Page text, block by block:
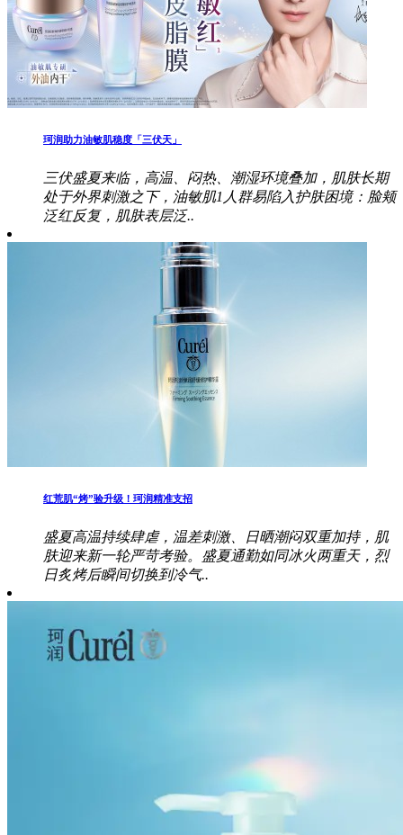
珂润助力油敏肌稳度「三伏天」
三伏盛夏来临，高温、闷热、潮湿环境叠加，肌肤长期
处于外界刺激之下，油敏肌1人群易陷入护肤困境：脸颊
泛红反复，肌肤表层泛..
红荒肌“烤”验升级！珂润精准支招
盛夏高温持续肆虐，温差刺激、日晒潮闷双重加持，肌
肤迎来新一轮严苛考验。盛夏通勤如同冰火两重天，烈
日炙烤后瞬间切换到冷气..